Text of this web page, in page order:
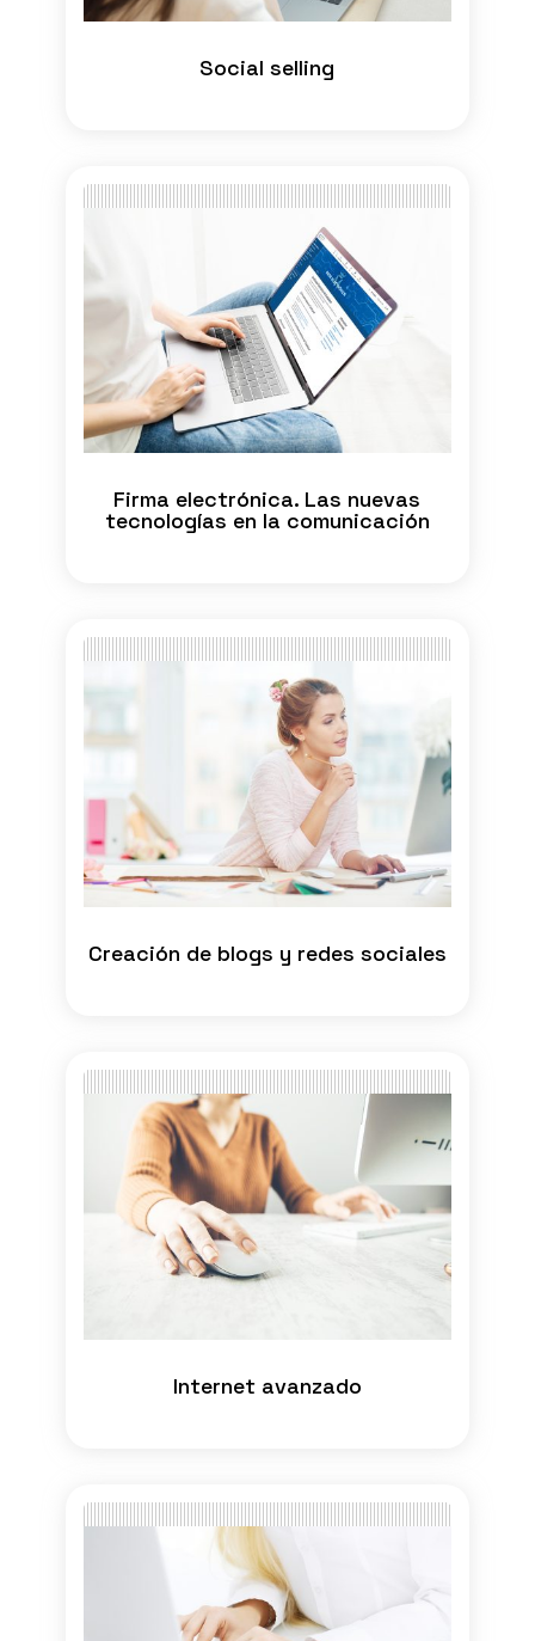
Social selling
Firma electrónica. Las nuevas
tecnologías en la comunicación
Creación de blogs y redes sociales
Internet avanzado